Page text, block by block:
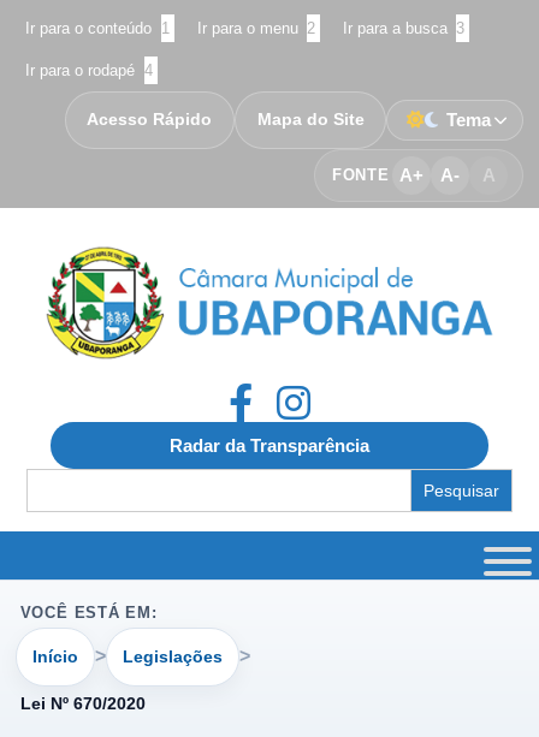
Ir para o conteúdo 1 Ir para o menu 2 Ir para a busca 3
Ir para o rodapé 4
FONTE A+ A- A
Acesso Rápido Mapa do Site Tema
Radar da Transparência
for:
VOCÊ ESTÁ EM:
Início Legislações
Lei Nº 670/2020